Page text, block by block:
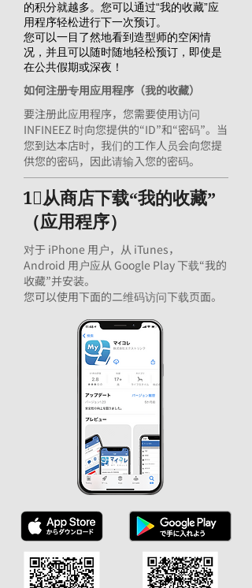
的积分就越多。您可以通过“我的收藏”应
用程序轻松进行下一次预订。
您可以一目了然地看到造型师的空闲情
况，并且可以随时随地轻松预订，即使是
在公共假期或深夜！
如何注册专用应用程序（我的收藏）
要注册此应用程序，您需要使用访问
INFINEEZ 时向您提供的“ID”和“密码”。当
您到达本店时，我们的工作人员会向您提
供您的密码，因此请输入您的密码。
1⃣从商店下载“我的收藏”
（应用程序）
对于 iPhone 用户，从 iTunes，
Android 用户应从 Google Play 下载“我的
收藏”并安装。
您可以使用下面的二维码访问下载页面。